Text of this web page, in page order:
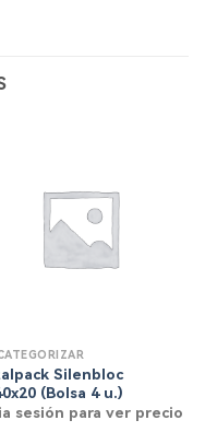
Silenbloc
(Bolsa 4 u.)
sesión para ver precio